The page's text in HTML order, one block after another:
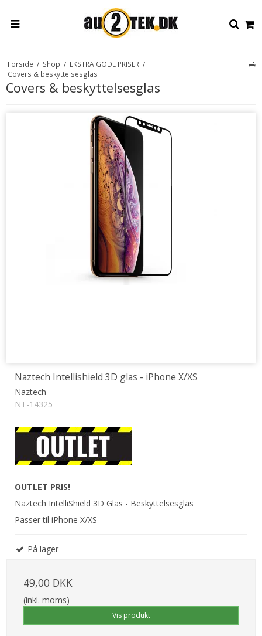
Forside / Shop / EKSTRA GODE PRISER /
Covers & beskyttelsesglas
Covers & beskyttelsesglas
Naztech Intellishield 3D glas - iPhone X/XS
Naztech
NT-14325
OUTLET PRIS!
Naztech IntelliShield 3D Glas - Beskyttelsesglas
Passer til iPhone X/XS
På lager
49,00 DKK
(inkl. moms)
Vis produkt